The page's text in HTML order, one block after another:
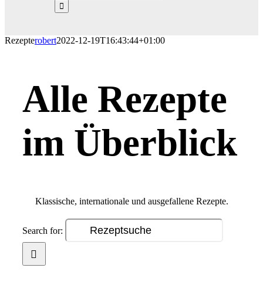
Rezepterobert2022-12-19T16:43:44+01:00
Alle Rezepte
im Überblick
Klassische, internationale und ausgefallene Rezepte.
Search for: